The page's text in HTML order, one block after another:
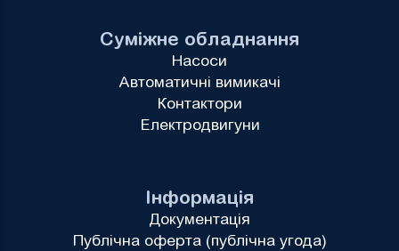
Інформація
Документація
Публічна оферта (публічна угода)
Суміжне обладнання
Насоси
Автоматичні вимикачі
Контактори
Електродвигуни